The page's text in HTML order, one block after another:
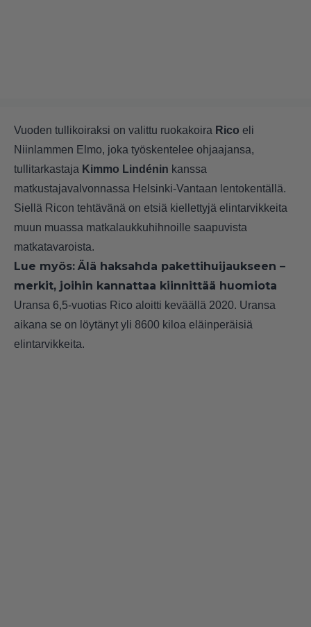
Vuoden tullikoiraksi on valittu ruokakoira Rico eli
Niinlammen Elmo, joka työskentelee ohjaajansa,
tullitarkastaja Kimmo Lindénin kanssa
matkustajavalvonnassa Helsinki-Vantaan lentokentällä.
Siellä Ricon tehtävänä on etsiä kiellettyjä elintarvikkeita
muun muassa matkalaukkuhihnoille saapuvista
matkatavaroista.
Lue myös: Älä haksahda pakettihuijaukseen –
merkit, joihin kannattaa kiinnittää huomiota
Uransa 6,5-vuotias Rico aloitti keväällä 2020. Uransa
aikana se on löytänyt yli 8600 kiloa eläinperäisiä
elintarvikkeita.